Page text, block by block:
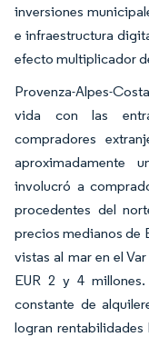
inversiones
e infraestructura
efecto multiplicador
Provenza-Alpes-
vida con las
compradores
aproximadamente
involucró a
procedentes del
precios medianos de
vistas al mar en el
EUR 2 y 4
constante de
logran rentabilidades